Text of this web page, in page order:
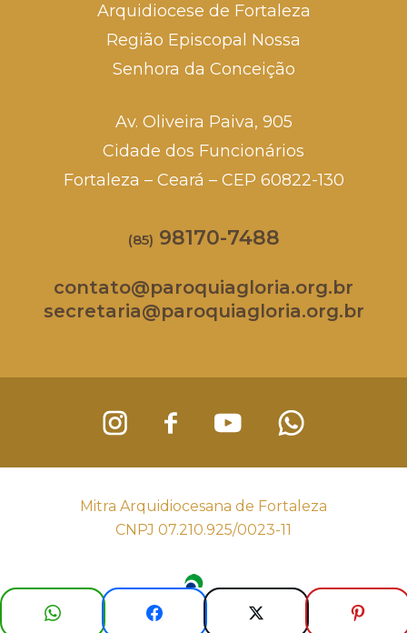
Arquidiocese de Fortaleza
Região Episcopal Nossa
Senhora da Conceição
Av. Oliveira Paiva, 905
Cidade dos Funcionários
Fortaleza – Ceará – CEP 60822-130
(85) 98170-7488
contato@paroquiagloria.org.br
secretaria@paroquiagloria.org.br
Mitra Arquidiocesana de Fortaleza
CNPJ 07.210.925/0023-11